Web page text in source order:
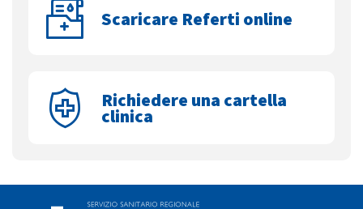
Scaricare Referti online
Richiedere una cartella
clinica